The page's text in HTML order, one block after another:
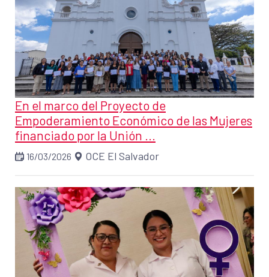
En el marco del Proyecto de
Empoderamiento Económico de las Mujeres
financiado por la Unión ...
16/03/2026 OCE El Salvador